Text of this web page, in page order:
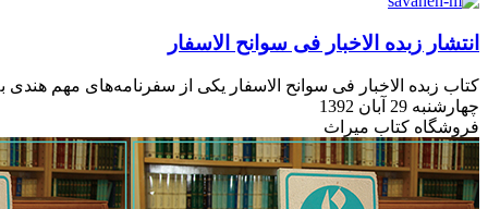
انتشار زبده الاخبار فی سوانح الاسفار
کتاب زبده الاخبار فی سوانح الاسفار یکی از سفرنامه‌های مهم
چهارشنبه 29 آبان 1392
فروشگاه کتاب میراث